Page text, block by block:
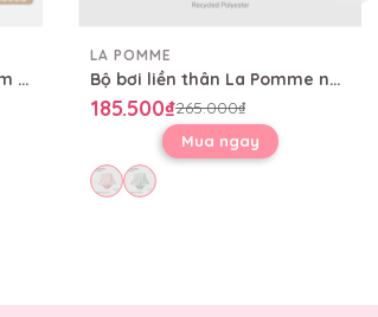
Set 2 Body chip cộc tay Mềm Mịn by La Pomme sắc màu dễ thương
LA POMME
Bộ bơi liền thân La Pomme những cơn sóng mộng mơ
185.500₫265.000₫
Mua ngay